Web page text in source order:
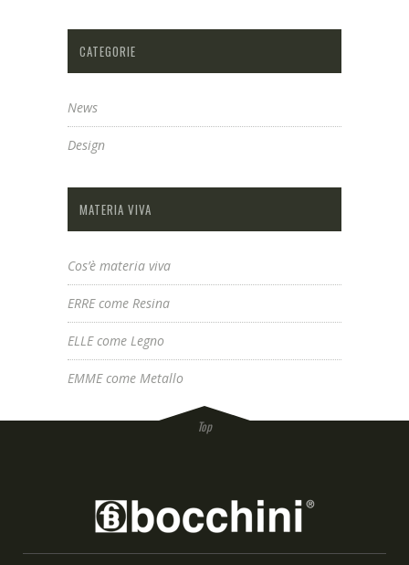
CATEGORIE
News
Design
MATERIA VIVA
Cos’è materia viva
ERRE come Resina
ELLE come Legno
EMME come Metallo